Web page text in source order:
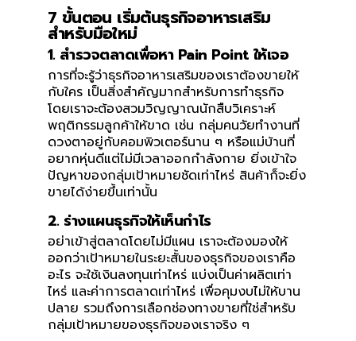
7 ขั้นตอน เริ่มต้นธุรกิจอาหารเสริม
สำหรับมือใหม่
1. สำรวจตลาดเพื่อหา Pain Point ให้เจอ
การที่จะรู้ว่าธุรกิจอาหารเสริมของเราต้องขายให้
กับใคร เป็นสิ่งสำคัญมากสำหรับการทำธุรกิจ
โดยเราจะต้องสวมวิญญาณนักสืบวิเคราะห์
พฤติกรรมลูกค้าให้ขาด เช่น กลุ่มคนวัยทำงานที่
ดวงตาอยู่กับคอมพิวเตอร์นาน ๆ หรือแม่บ้านที่
อยากหุ่นดีแต่ไม่มีเวลาออกกำลังกาย ยิ่งเข้าใจ
ปัญหาของกลุ่มเป้าหมายชัดเท่าไหร่ สินค้าก็จะยิ่ง
ขายได้ง่ายขึ้นเท่านั้น
2. ร่างแผนธุรกิจให้เห็นกำไร
อย่าเข้าสู่ตลาดโดยไม่มีแผน เราจะต้องมองให้
ออกว่าเป้าหมายในระยะสั้นของธุรกิจของเราคือ
อะไร จะใช้เงินลงทุนเท่าไหร่ แบ่งเป็นค่าผลิตเท่า
ไหร่ และค่าการตลาดเท่าไหร่ เพื่อคุมงบไม่ให้บาน
ปลาย รวมถึงการเลือกช่องทางขายที่ใช่สำหรับ
กลุ่มเป้าหมายของธุรกิจของเราจริง ๆ